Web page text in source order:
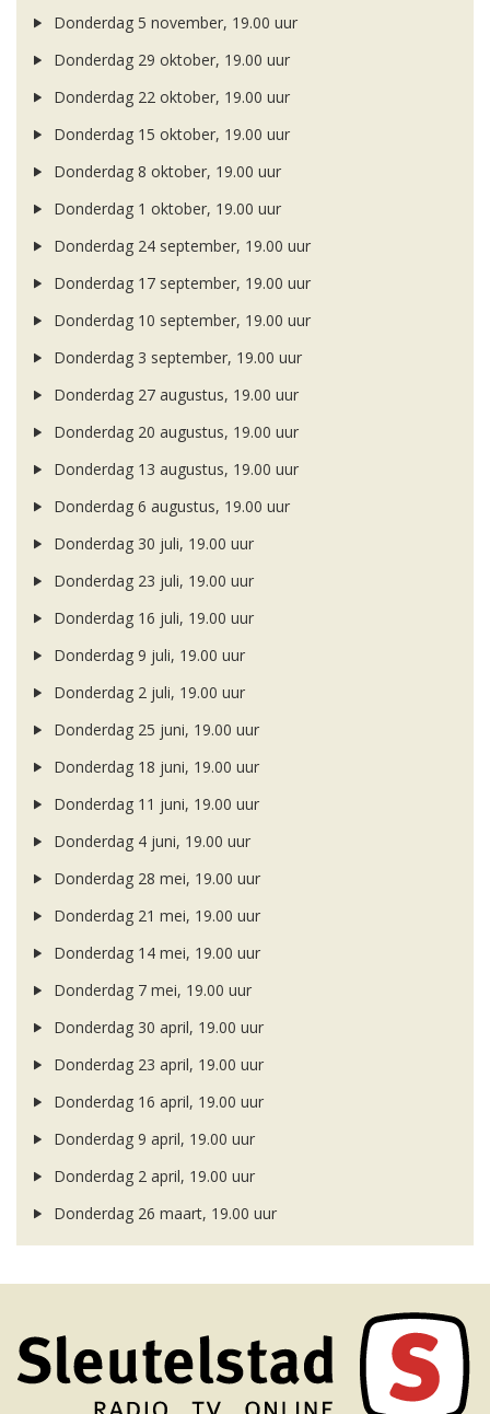
Donderdag 5 november, 19.00 uur
Donderdag 29 oktober, 19.00 uur
Donderdag 22 oktober, 19.00 uur
Donderdag 15 oktober, 19.00 uur
Donderdag 8 oktober, 19.00 uur
Donderdag 1 oktober, 19.00 uur
Donderdag 24 september, 19.00 uur
Donderdag 17 september, 19.00 uur
Donderdag 10 september, 19.00 uur
Donderdag 3 september, 19.00 uur
Donderdag 27 augustus, 19.00 uur
Donderdag 20 augustus, 19.00 uur
Donderdag 13 augustus, 19.00 uur
Donderdag 6 augustus, 19.00 uur
Donderdag 30 juli, 19.00 uur
Donderdag 23 juli, 19.00 uur
Donderdag 16 juli, 19.00 uur
Donderdag 9 juli, 19.00 uur
Donderdag 2 juli, 19.00 uur
Donderdag 25 juni, 19.00 uur
Donderdag 18 juni, 19.00 uur
Donderdag 11 juni, 19.00 uur
Donderdag 4 juni, 19.00 uur
Donderdag 28 mei, 19.00 uur
Donderdag 21 mei, 19.00 uur
Donderdag 14 mei, 19.00 uur
Donderdag 7 mei, 19.00 uur
Donderdag 30 april, 19.00 uur
Donderdag 23 april, 19.00 uur
Donderdag 16 april, 19.00 uur
Donderdag 9 april, 19.00 uur
Donderdag 2 april, 19.00 uur
Donderdag 26 maart, 19.00 uur